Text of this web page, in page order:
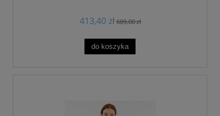
413,40 zł689,00 zł
do koszyka